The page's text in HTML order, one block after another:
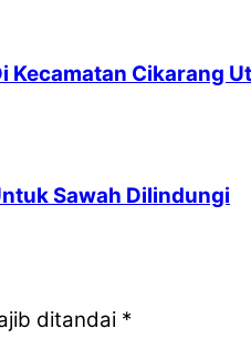
Kecamatan Cikarang
Sawah Dilindungi
ditandai *